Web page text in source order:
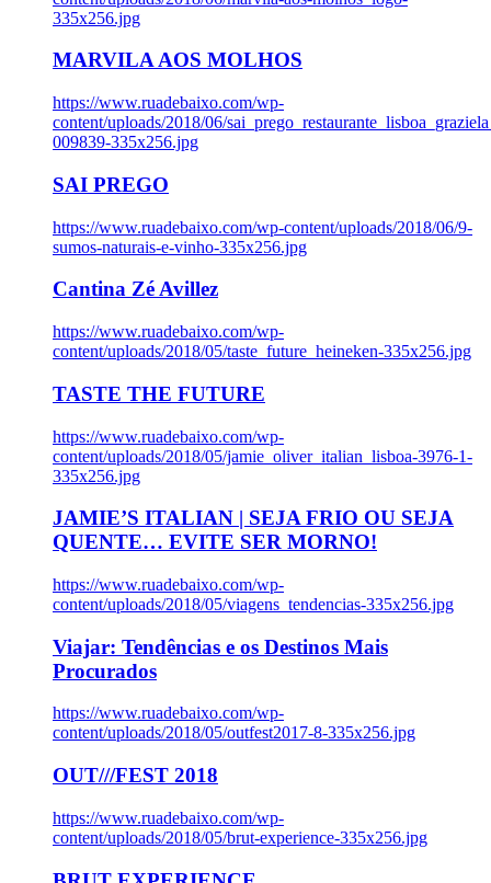
335x256.jpg
MARVILA AOS MOLHOS
https://www.ruadebaixo.com/wp-
content/uploads/2018/06/
009839-335x256.jpg
SAI PREGO
https://www.ruadebaixo.com/wp-content/uploads/2018/06/9-
sumos-naturais-e-vinho-335x256.jpg
Cantina Zé Avillez
https://www.ruadebaixo.com/wp-
content/uploads/2018/05/taste_future_heineken-335x256.jpg
TASTE THE FUTURE
https://www.ruadebaixo.com/wp-
content/uploads/2018/05/jamie_oliver_italian_lisboa-3976-1-
335x256.jpg
JAMIE’S ITALIAN | SEJA FRIO OU SEJA
QUENTE… EVITE SER MORNO!
https://www.ruadebaixo.com/wp-
content/uploads/2018/05/viagens_tendencias-335x256.jpg
Viajar: Tendências e os Destinos Mais
Procurados
https://www.ruadebaixo.com/wp-
content/uploads/2018/05/outfest2017-8-335x256.jpg
OUT///FEST 2018
https://www.ruadebaixo.com/wp-
content/uploads/2018/05/brut-experience-335x256.jpg